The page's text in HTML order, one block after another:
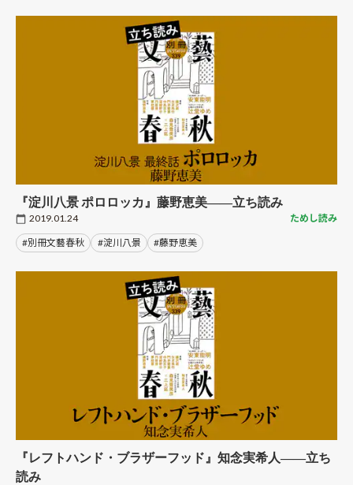
『淀川八景 ポロロッカ』藤野恵美――立ち読み
2019.01.24 ためし読み
#別冊文藝春秋 #淀川八景 #藤野恵美
『レフトハンド・ブラザーフッド』知念実希人――立ち
読み